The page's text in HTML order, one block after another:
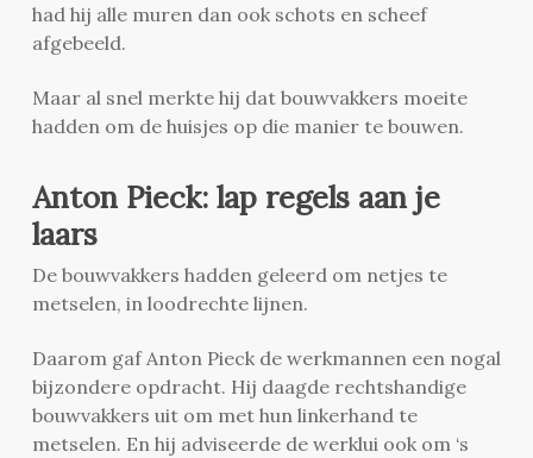
had hij alle muren dan ook schots en scheef
afgebeeld.
Maar al snel merkte hij dat bouwvakkers moeite
hadden om de huisjes op die manier te bouwen.
Anton Pieck: lap regels aan je
laars
De bouwvakkers hadden geleerd om netjes te
metselen, in loodrechte lijnen.
Daarom gaf Anton Pieck de werkmannen een nogal
bijzondere opdracht. Hij daagde rechtshandige
bouwvakkers uit om met hun linkerhand te
metselen. En hij adviseerde de werklui ook om ‘s